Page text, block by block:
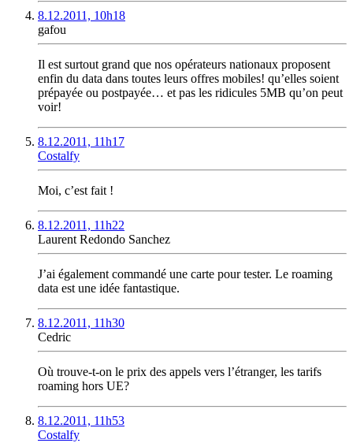
8.12.2011, 10h18
gafou
Il est surtout grand que nos opérateurs nationaux proposent
enfin du data dans toutes leurs offres mobiles! qu’elles soient
prépayée ou postpayée… et pas les ridicules 5MB qu’on peut
voir!
8.12.2011, 11h17
Costalfy
Moi, c’est fait !
8.12.2011, 11h22
Laurent Redondo Sanchez
J’ai également commandé une carte pour tester. Le roaming
data est une idée fantastique.
8.12.2011, 11h30
Cedric
Où trouve-t-on le prix des appels vers l’étranger, les tarifs
roaming hors UE?
8.12.2011, 11h53
Costalfy